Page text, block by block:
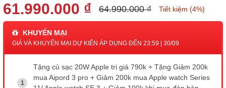
61.990.000 ₫ 64.990.000 ₫ Tiết kiệm (4%)
KHUYẾN MẠI
GIÁ VÀ KHUYẾN MẠI DỰ KIẾN ÁP DỤNG ĐẾN 23:59 | 30/09
Tặng củ sạc 20W Apple trị giá 790k + Tặng Giảm 200k
mua Aipord 3 pro + Giảm 200k mua Apple watch Series